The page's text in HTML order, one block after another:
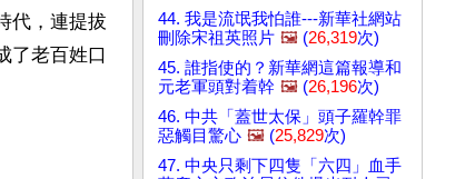
代，連提拔
了老百姓口
44. 我是流氓我怕誰---新華社網站
刪除宋祖英照片 🖼️ (26,319次)
45. 誰指使的？新華網這篇報導和
元老軍頭對着幹 🖼️ (26,196次)
46. 中共「蓋世太保」頭子羅幹罪
惡觸目驚心 🖼️ (25,829次)
47. 中央只剩下四隻「六四」血手